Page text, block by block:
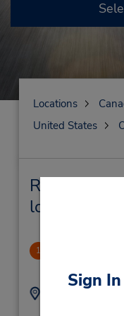
Sign
Locations
United States
Redmond
lojas
1 Redmond
Endereço:
2522 Jesse